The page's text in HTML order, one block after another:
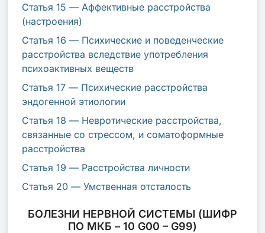
Статья 15 — Аффективные расстройства
(настроения)
Статья 16 — Психические и поведенческие
расстройства вследствие употребления
психоактивных веществ
Статья 17 — Психические расстройства
эндогенной этиологии
Статья 18 — Невротические расстройства,
связанные со стрессом, и соматоформные
расстройства
Статья 19 — Расстройства личности
Статья 20 — Умственная отсталость
БОЛЕЗНИ НЕРВНОЙ СИСТЕМЫ (ШИФР
ПО МКБ – 10 G00 – G99)